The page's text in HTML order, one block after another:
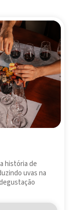
história de
uvas na